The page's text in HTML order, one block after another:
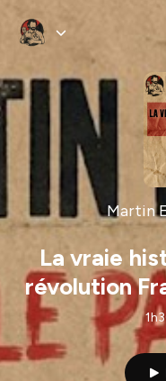
Martin
La vraie
révolution